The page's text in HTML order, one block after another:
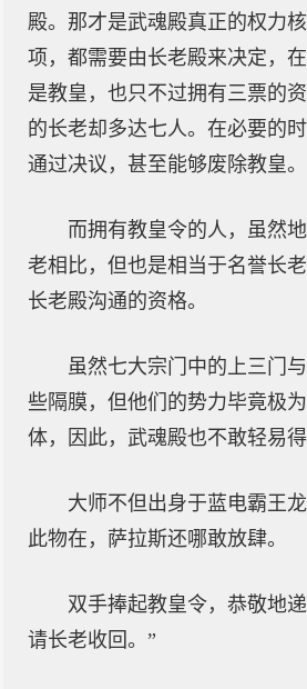
殿。那才是武魂殿真正的权力
项，都需要由长老殿来决定，
是教皇，也只不过拥有三票的
的长老却多达七人。在必要的
通过决议，甚至能够废除教皇。
而拥有教皇令的人，虽然
老相比，但也是相当于名誉长
长老殿沟通的资格。
虽然七大宗门中的上三门
些隔膜，但他们的势力毕竟极
体，因此，武魂殿也不敢轻易得
大师不但出身于蓝电霸王
此物在，萨拉斯还哪敢放肆。
双手捧起教皇令，恭敬地
请长老收回。”